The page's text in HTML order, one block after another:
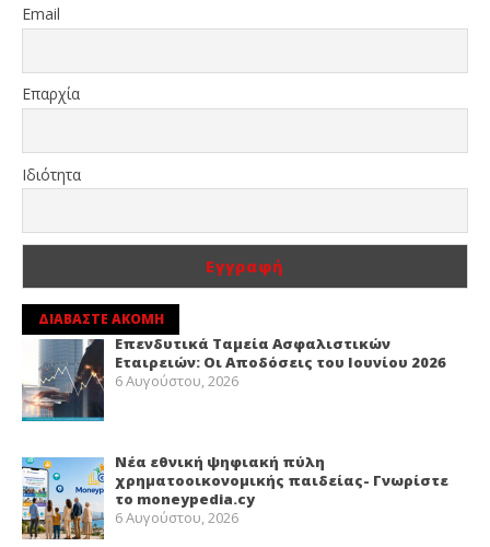
Email
Επαρχία
Ιδιότητα
ΔΙΑΒΑΣΤΕ ΑΚΟΜΗ
Επενδυτικά Ταμεία Ασφαλιστικών
Εταιρειών: Οι Αποδόσεις του Ιουνίου 2026
6 Αυγούστου, 2026
Νέα εθνική ψηφιακή πύλη
χρηματοοικονομικής παιδείας- Γνωρίστε
το moneypedia.cy
6 Αυγούστου, 2026